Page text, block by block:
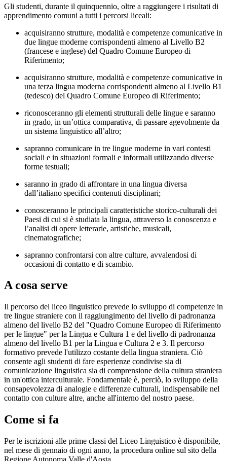
Gli studenti, durante il quinquennio, oltre a raggiungere i risultati di
apprendimento comuni a tutti i percorsi liceali:
acquisiranno strutture, modalità e competenze comunicative in
due lingue moderne corrispondenti almeno al Livello B2
(francese e inglese) del Quadro Comune Europeo di
Riferimento;
acquisiranno strutture, modalità e competenze comunicative in
una terza lingua moderna corrispondenti almeno al Livello B1
(tedesco) del Quadro Comune Europeo di Riferimento;
riconosceranno gli elementi strutturali delle lingue e saranno
in grado, in un’ottica comparativa, di passare agevolmente da
un sistema linguistico all’altro;
sapranno comunicare in tre lingue moderne in vari contesti
sociali e in situazioni formali e informali utilizzando diverse
forme testuali;
saranno in grado di affrontare in una lingua diversa
dall’italiano specifici contenuti disciplinari;
conosceranno le principali caratteristiche storico-culturali dei
Paesi di cui si è studiata la lingua, attraverso la conoscenza e
l’analisi di opere letterarie, artistiche, musicali,
cinematografiche;
sapranno confrontarsi con altre culture, avvalendosi di
occasioni di contatto e di scambio.
A cosa serve
Il percorso del liceo linguistico prevede lo sviluppo di competenze in
tre lingue straniere con il raggiungimento del livello di padronanza
almeno del livello B2 del "Quadro Comune Europeo di Riferimento
per le lingue" per la Lingua e Cultura 1 e del livello di padronanza
almeno del livello B1 per la Lingua e Cultura 2 e 3. Il percorso
formativo prevede l'utilizzo costante della lingua straniera. Ciò
consente agli studenti di fare esperienze condivise sia di
comunicazione linguistica sia di comprensione della cultura straniera
in un'ottica interculturale. Fondamentale è, perciò, lo sviluppo della
consapevolezza di analogie e differenze culturali, indispensabile nel
contatto con culture altre, anche all'interno del nostro paese.
Come si fa
Per le iscrizioni alle prime classi del Liceo Linguistico è disponibile,
nel mese di gennaio di ogni anno, la procedura online sul sito della